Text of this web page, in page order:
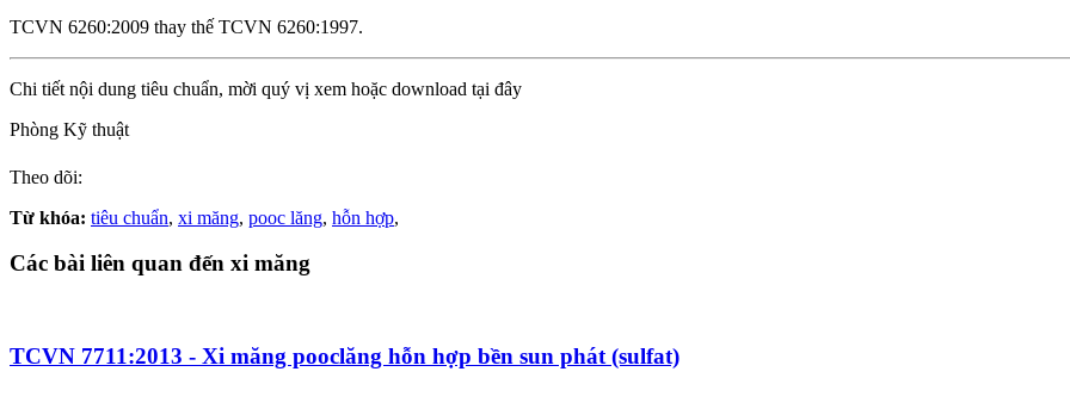
TCVN 6260:2009 thay thế TCVN 6260:1997.
Chi tiết nội dung tiêu chuẩn, mời quý vị xem hoặc download tại đây
Phòng Kỹ thuật
Theo dõi:
Từ khóa: tiêu chuẩn, xi măng, pooc lăng, hỗn hợp,
Các bài liên quan đến xi măng
TCVN 7711:2013 - Xi măng pooclăng hỗn hợp bền sun phát (sulfat)